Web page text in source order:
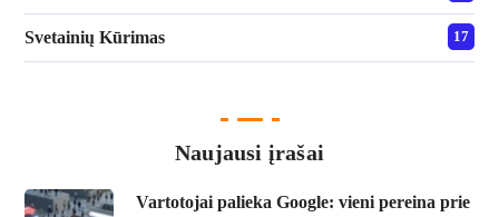
Svetainių Kūrimas 17
Naujausi įrašai
Vartotojai palieka Google: vieni pereina prie